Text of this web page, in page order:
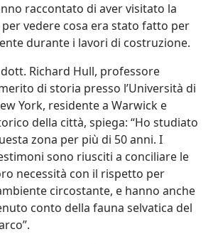
raccontato di aver visitato la
vedere cosa era stato fatto per
durante i lavori di costruzione.
Richard Hull, professore
di storia presso l’Università di
York, residente a Warwick e
della città, spiega: “Ho studiato
zona per più di 50 anni. I
sono riusciti a conciliare le
necessità con il rispetto per
circostante, e hanno anche
conto della fauna selvatica del